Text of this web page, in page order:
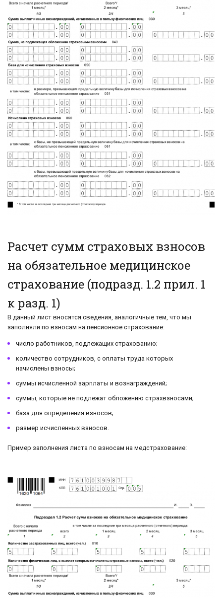
Расчет сумм страховых взносов
на обязательное медицинское
страхование (подразд. 1.2 прил. 1
к разд. 1)
В данный лист вносятся сведения, аналогичные тем, что мы
заполняли по взносам на пенсионное страхование:
число работников, подлежащих страхованию;
количество сотрудников, с оплаты труда которых
начислены взносы;
суммы исчисленной зарплаты и вознаграждений;
суммы, которые не подлежат обложению страхвзносами;
база для определения взносов;
размер исчисленных взносов.
Пример заполнения листа по взносам на медстрахование: